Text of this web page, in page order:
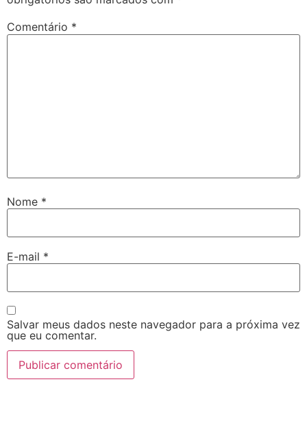
Comentário *
Nome *
E-mail *
Salvar meus dados neste navegador para a próxima vez
que eu comentar.